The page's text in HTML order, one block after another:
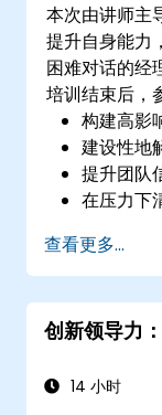
本次由讲师主
提升自身能力
困难对话的经
培训结束后，
构建高影
建设性地
提升团队
在压力下
查看更多...
创新领导力
14 小时